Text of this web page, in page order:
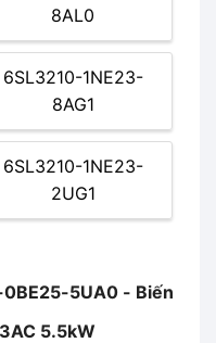
8AL0
6SL3210-1NE23-
8AG1
6SL3210-1NE23-
2UG1
5UA0 - Biến
5.5kW